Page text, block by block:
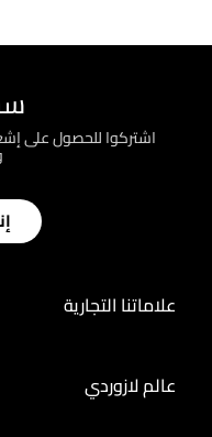
اشتركوا للحصول على
علاماتنا التجارية
عالم لازوردي